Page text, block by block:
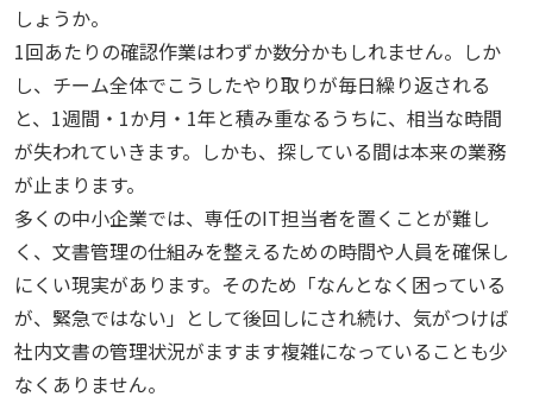
しょうか。
1回あたりの確認作業はわずか数分かもしれません。しか
し、チーム全体でこうしたやり取りが毎日繰り返される
と、1週間・1か月・1年と積み重なるうちに、相当な時間
が失われていきます。しかも、探している間は本来の業務
が止まります。
多くの中小企業では、専任のIT担当者を置くことが難し
く、文書管理の仕組みを整えるための時間や人員を確保し
にくい現実があります。そのため「なんとなく困っている
が、緊急ではない」として後回しにされ続け、気がつけば
社内文書の管理状況がますます複雑になっていることも少
なくありません。